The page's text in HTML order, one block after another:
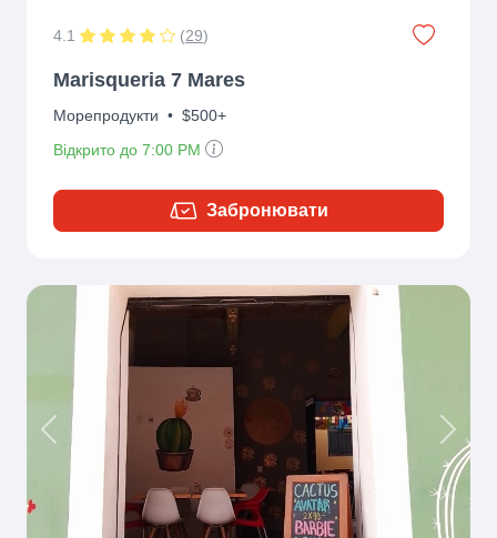
4.1 (29)
Marisqueria 7 Mares
Морепродукти • $500+
Відкрито до 7:00 PM
Забронювати
Previous Next